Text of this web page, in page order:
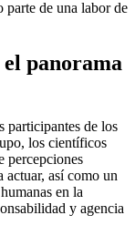
parte de una labor de
panorama
participantes de los
los científicos
percepciones
actuar, así como un
en la
y agencia